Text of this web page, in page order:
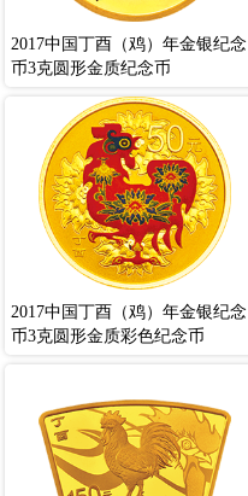
2017中国丁酉（鸡）年金银纪念
币3克圆形金质纪念币
2017中国丁酉（鸡）年金银纪念
币3克圆形金质彩色纪念币